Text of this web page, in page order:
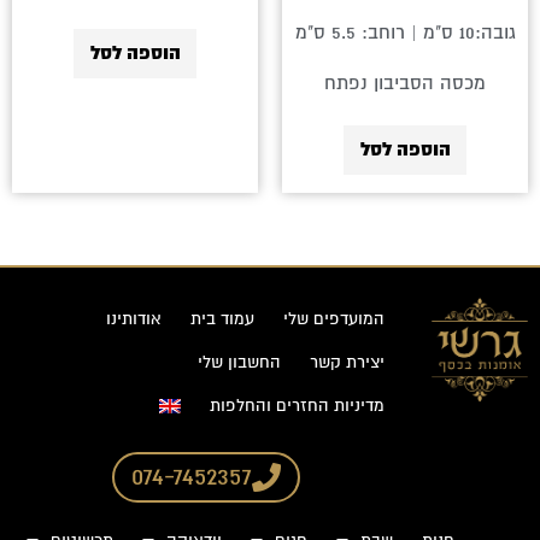
גובה:10 ס"מ | רוחב: 5.5 ס"מ
מכסה הסביבון נפתח
הוספה לסל
הוספה לסל
המועדפים שלי עמוד בית אודותינו
יצירת קשר החשבון שלי
מדיניות החזרים והחלפות
074-7452357